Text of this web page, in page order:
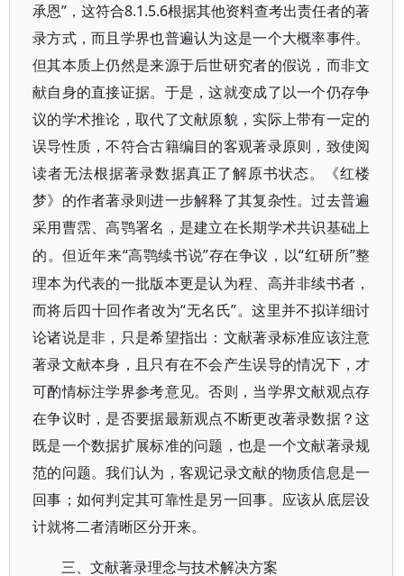
承恩”，这符合8.1.5.6根据其他资料查考出责任者的著
录方式，而且学界也普遍认为这是一个大概率事件。
但其本质上仍然是来源于后世研究者的假说，而非文
献自身的直接证据。于是，这就变成了以一个仍存争
议的学术推论，取代了文献原貌，实际上带有一定的
误导性质，不符合古籍编目的客观著录原则，致使阅
读者无法根据著录数据真正了解原书状态。《红楼
梦》的作者著录则进一步解释了其复杂性。过去普遍
采用曹霑、高鹗署名， 是建立在长期学术共识基础上
的。但近年来“高鹗续书说”存在争议，以“红研所”整
理本为代表的一批版本更是认为程、高并非续书者，
而将后四十回作者改为“无名氏”。这里并不拟详细讨
论诸说是非，只是希望指出：文献著录标准应该注意
著录文献本身，且只有在不会产生误导的情况下，才
可酌情标注学界参考意见。否则，当学界文献观点存
在争议时，是否要据最新观点不断更改著录数据？这
既是一个数据扩展标准的问题，也是一个文献著录规
范的问题。我们认为，客观记录文献的物质信息是一
回事；如何判定其可靠性是另一回事。应该从底层设
计就将二者清晰区分开来。
三、文献著录理念与技术解决方案